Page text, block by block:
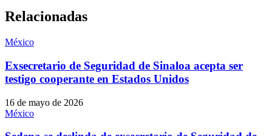
Relacionadas
México
Exsecretario de Seguridad de Sinaloa acepta ser
testigo cooperante en Estados Unidos
16 de mayo de 2026
México